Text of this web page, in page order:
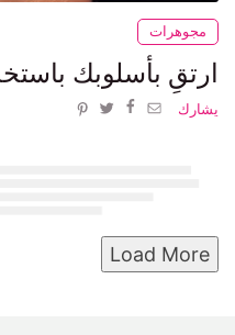
مجوهرات
ارتقِ بأسلوبك
يشارك
Load More